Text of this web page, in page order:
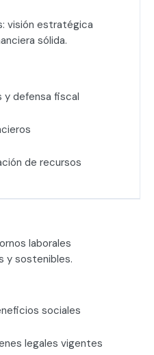
visión estratégica
sólida.
y defensa fiscal
de recursos
laborales
y sostenibles.
sociales
legales vigentes